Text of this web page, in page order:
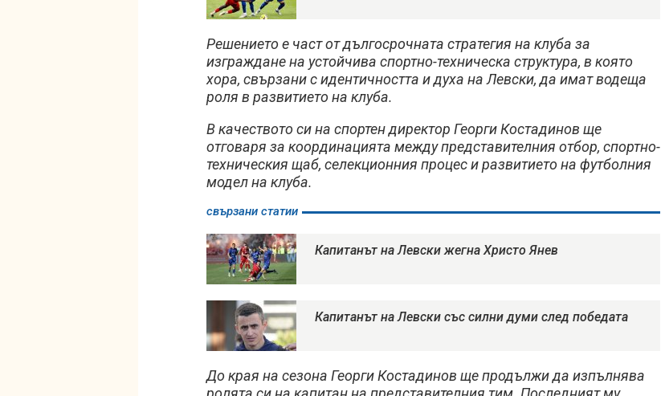
Решението е част от дългосрочната стратегия на клуба за
изграждане на устойчива спортно-техническа структура, в която
хора, свързани с идентичността и духа на Левски, да имат водеща
роля в развитието на клуба.
В качеството си на спортен директор Георги Костадинов ще
отговаря за координацията между представителния отбор, спортно-
техническия щаб, селекционния процес и развитието на футболния
модел на клуба.
свързани статии
Капитанът на Левски жегна Христо Янев
Капитанът на Левски със силни думи след победата
До края на сезона Георги Костадинов ще продължи да изпълнява